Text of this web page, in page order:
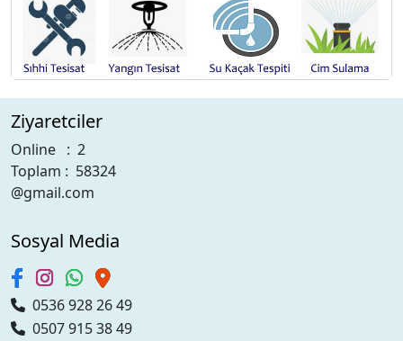
Ziyaretciler
Online : 2
Toplam : 58324
@gmail.com
Sosyal Media
0536 928 26 49
0507 915 38 49